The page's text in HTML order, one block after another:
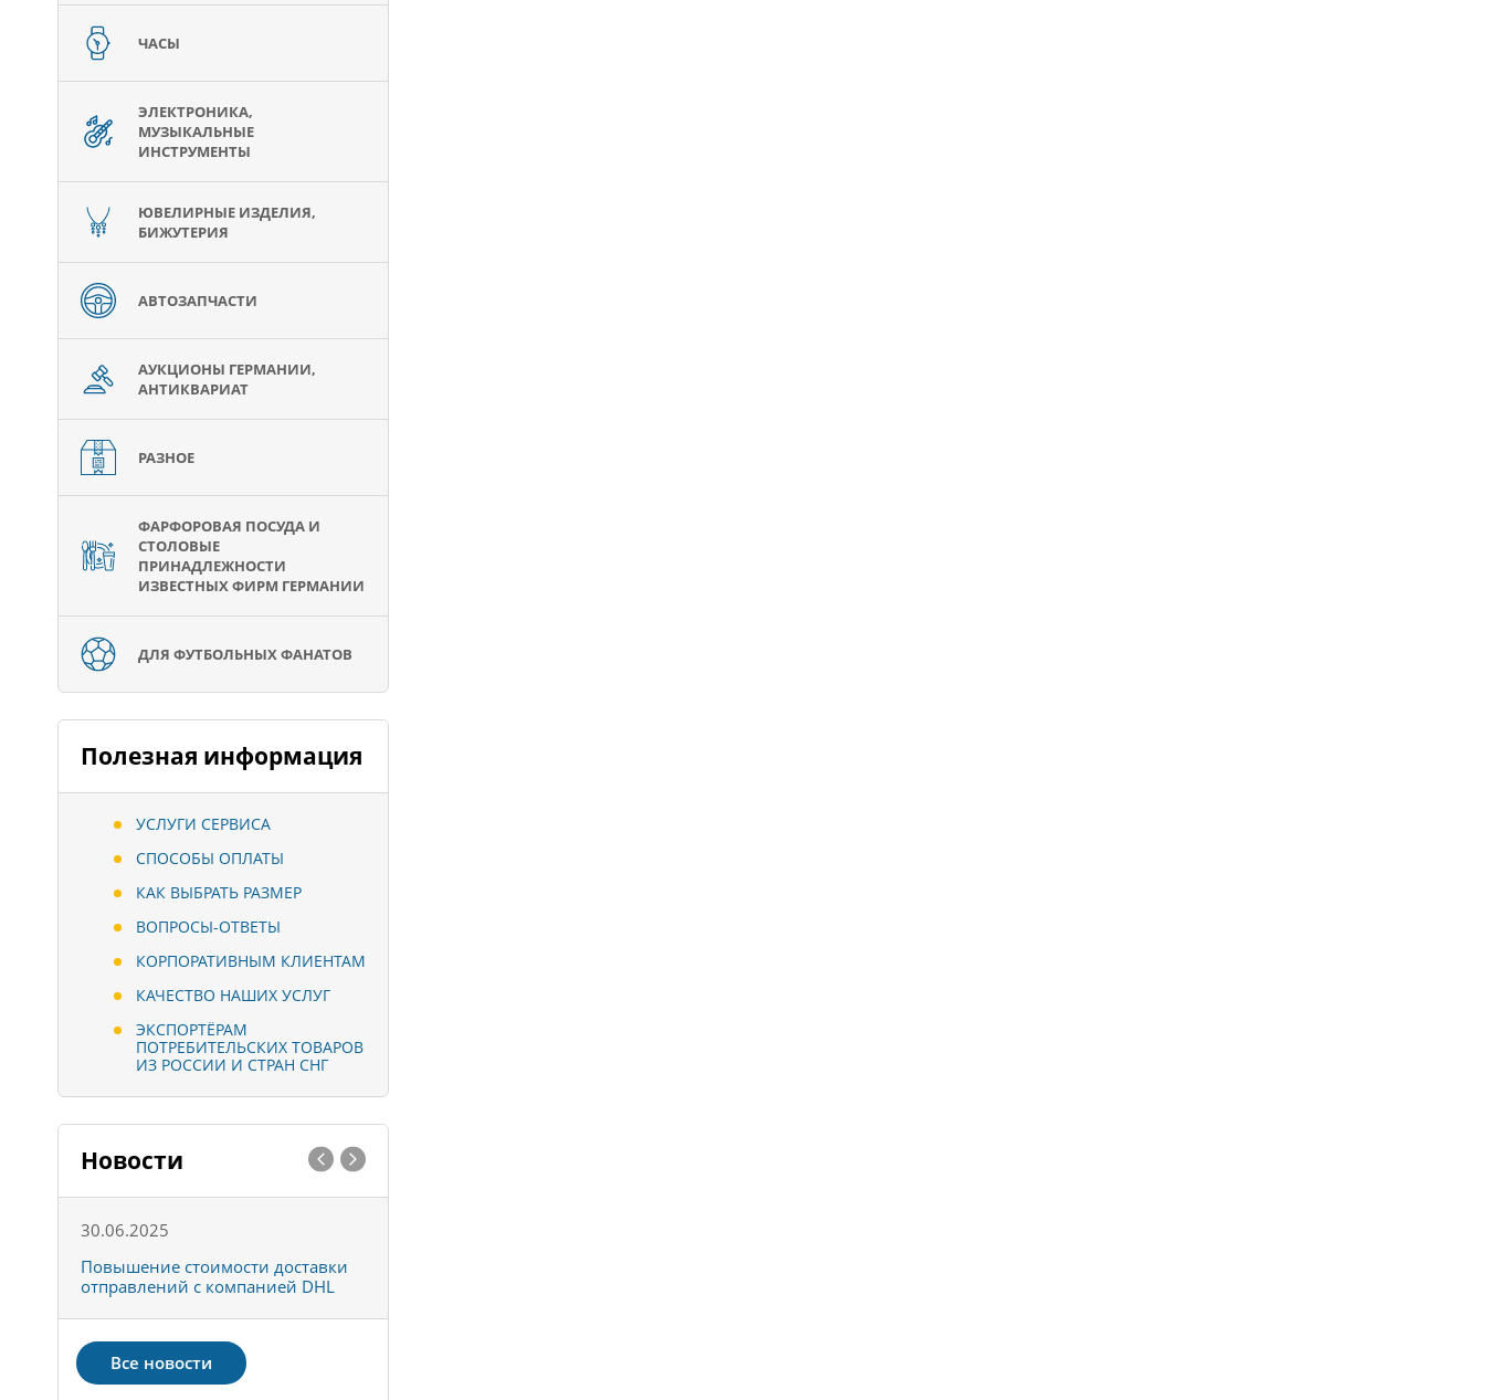
ЧАСЫ
ЭЛЕКТРОНИКА,
МУЗЫКАЛЬНЫЕ
ИНСТРУМЕНТЫ
ЮВЕЛИРНЫЕ ИЗДЕЛИЯ,
БИЖУТЕРИЯ
АВТОЗАПЧАСТИ
АУКЦИОНЫ ГЕРМАНИИ,
АНТИКВАРИАТ
РАЗНОЕ
ФАРФОРОВАЯ ПОСУДА И
СТОЛОВЫЕ
ПРИНАДЛЕЖНОСТИ
ИЗВЕСТНЫХ ФИРМ ГЕРМАНИИ
ДЛЯ ФУТБОЛЬНЫХ ФАНАТОВ
Полезная информация
УСЛУГИ СЕРВИСА
СПОСОБЫ ОПЛАТЫ
КАК ВЫБРАТЬ РАЗМЕР
ВОПРОСЫ-ОТВЕТЫ
КОРПОРАТИВНЫМ КЛИЕНТАМ
КАЧЕСТВО НАШИХ УСЛУГ
ЭКСПОРТЁРАМ
ПОТРЕБИТЕЛЬСКИХ ТОВАРОВ
ИЗ РОССИИ И СТРАН СНГ
Новости
30.06.2025
Повышение стоимости доставки
отправлений с компанией DHL
Все новости